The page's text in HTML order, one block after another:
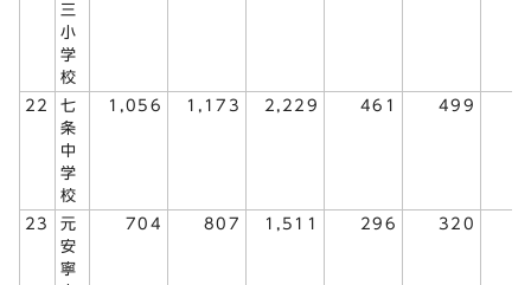
三
小
学
校
22
七
条
中
学
校
1,056 1,173 2,229 461 499
23
元
安
寧
704 807 1,511 296 320